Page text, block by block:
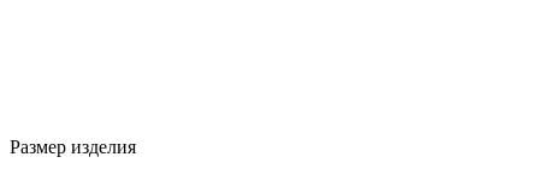
Размер изделия